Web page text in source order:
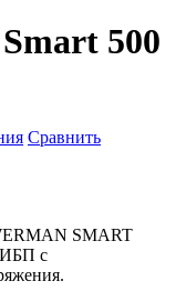
500
Сравнить
SMART
ИБП с